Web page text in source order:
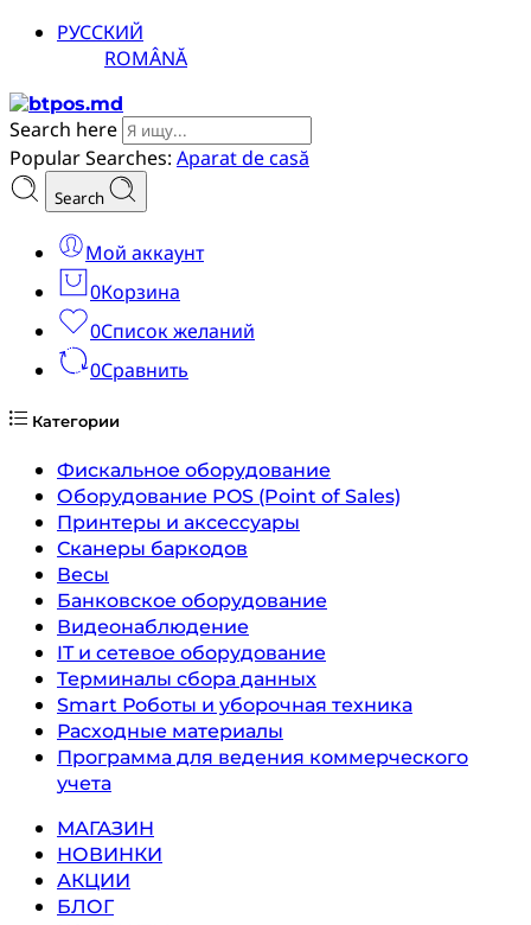
РУССКИЙ
ROMÂNĂ
Search here
Popular Searches: Aparat de casă
Search
Мой аккаунт
0Корзина
0Список желаний
0Сравнить
Категории
Фискальное оборудование
Оборудование POS (Point of Sales)
Принтеры и аксессуары
Сканеры баркодов
Весы
Банковское оборудование
Видеонаблюдение
IT и сетевое оборудование
Терминалы сбора данных
Smart Роботы и уборочная техника
Расходные материалы
Программа для ведения коммерческого
учета
МАГАЗИН
НОВИНКИ
АКЦИИ
БЛОГ